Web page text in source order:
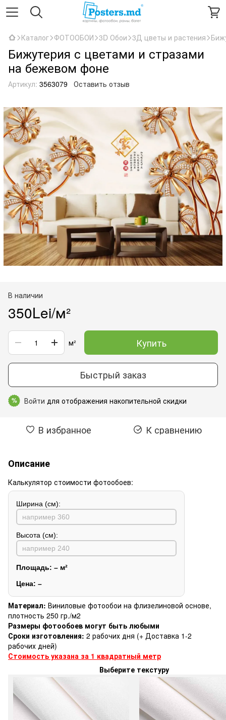
Каталог ФОТООБОИ 3D Обои 3Д цветы и растения
Бижутерия с цветами и стразами
на бежевом фоне
Артикул: 3563079 Оставить отзыв
В наличии
350Lei/м²
м² Купить
Быстрый заказ
% Войти для отображения накопительной скидки
В избранное К сравнению
Описание
Калькулятор стоимости фотообоев:
Ширина (см):
Высота (см):
Площадь: – м²
Цена: –
Материал: Виниловые фотообои на флизелиновой основе,
плотность 250 гр./м2
Размеры фотообоев могут быть любыми
Сроки изготовления: 2 рабочих дня (+ Доставка 1-2
рабочих дней)
Стоимость указана за 1 квадратный метр
Выберите текстуру